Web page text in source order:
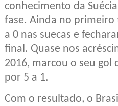
conhecimento da
fase. Ainda no primeiro
a 0 nas suecas e
final. Quase nos
2016, marcou o seu gol
por 5 a 1.
Com o resultado, o